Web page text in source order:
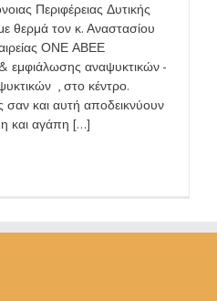
Περιφέρειας Δυτικής
θερμά τον κ. Αναστασίου
ΟΝΕ ΑΒΕΕ
εμφιάλωσης αναψυκτικών -
, στο κέντρο.
σαν και αυτή αποδεικνύουν
και αγάπη [...]